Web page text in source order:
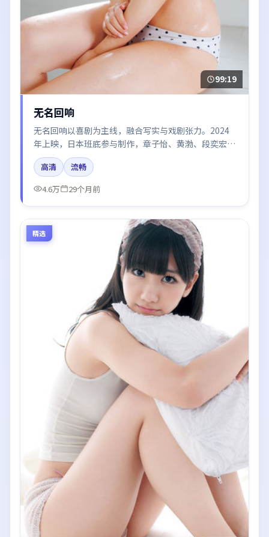
99:19
无名回响
无名回响以喜剧为主线，融合写实与戏剧张力。2024
年上映，日本班底参与制作，章子怡、黄渤、段奕宏、
王景春、梁朝伟在片中呈现细腻表演，影像风格统一，
配乐与剪辑强化了情绪曲线。
高清
流畅
4.6万
29个月前
精选